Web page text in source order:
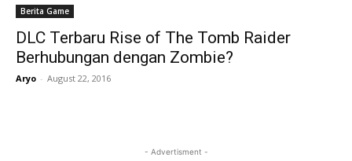
Berita Game
DLC Terbaru Rise of The Tomb Raider
Berhubungan dengan Zombie?
Aryo - August 22, 2016
- Advertisment -